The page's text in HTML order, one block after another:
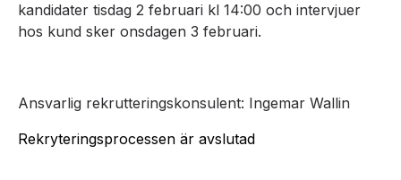
kandidater tisdag 2 februari kl 14:00 och intervjuer
hos kund sker onsdagen 3 februari.
Ansvarlig rekrutteringskonsulent: Ingemar Wallin
Rekryteringsprocessen är avslutad